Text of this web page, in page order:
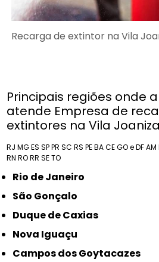
Recarga de extintor na Vila
Principais regiões onde
atende Empresa de
extintores na Vila
RJ MGES SPPR SC RS PEBACEGO e DFAM
RN RORR SETO
Rio de Janeiro
São Gonçalo
Duque de Caxias
Nova Iguaçu
Campos dos Goytacazes